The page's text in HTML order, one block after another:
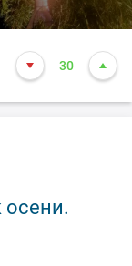
30
осени.